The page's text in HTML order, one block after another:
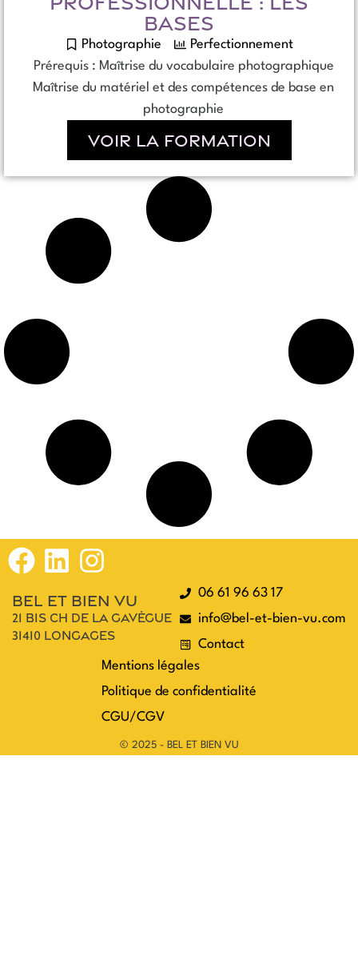
BASES
Photographie
Perfectionnement
Prérequis : Maîtrise du vocabulaire photographique
Maîtrise du matériel et des compétences de base en
photographie
Voir la formation
bel et bien vu
21 bis ch de la gavègue
31410 longages
06 61 96 63 17
info@bel-et-bien-vu.com
Contact
Mentions légales
Politique de confidentialité
CGU/CGV
© 2025 - BEL ET BIEN VU